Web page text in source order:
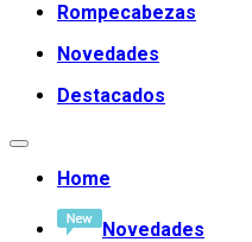
Rompecabezas
Novedades
Destacados
Home
Novedades